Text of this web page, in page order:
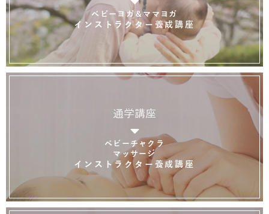
ベビーヨガ＆ママヨガ
インストラクター養成講座
通学講座
ベビーチャクラ
マッサージ
インストラクター養成講座